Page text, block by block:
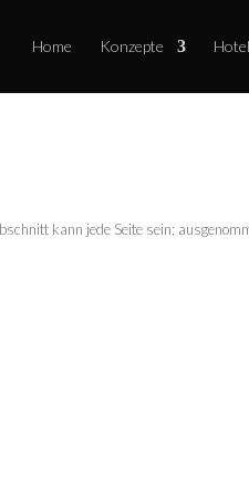
Home Konzepte
kann jede Seite sein;